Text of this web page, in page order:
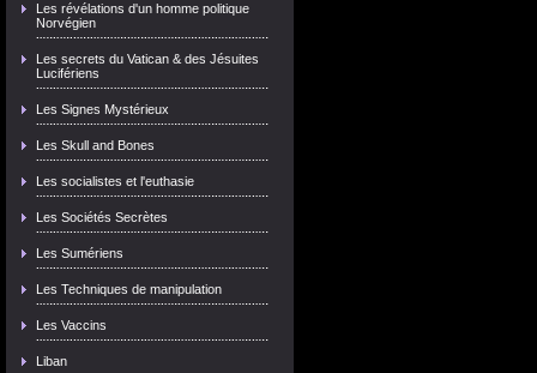
Les révélations d'un homme politique
Norvégien
Les secrets du Vatican & des Jésuites
Lucifériens
Les Signes Mystérieux
Les Skull and Bones
Les socialistes et l'euthasie
Les Sociétés Secrètes
Les Sumériens
Les Techniques de manipulation
Les Vaccins
Liban